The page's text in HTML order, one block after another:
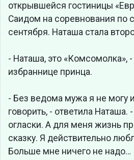
открывшейся гостиницы
Саидом на соревнования по
сентября. Наташа стала
- Наташа, это «Комсомолка»,
избраннице принца.
- Без ведома мужа я не могу
говорить, - ответила Наташа.
огласки. А для меня жизнь
сказку. Я действительно
Больше мне ничего не надо…